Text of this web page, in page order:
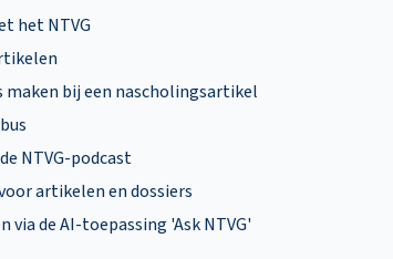
het NTVG
maken bij een nascholingsartikel
NTVG-podcast
artikelen en dossiers
via de AI-toepassing 'Ask NTVG'